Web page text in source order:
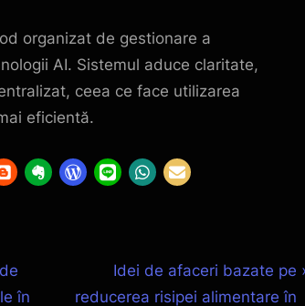
organizat de gestionare a
AI. Sistemul aduce claritate,
ceea ce face utilizarea
eficientă.
în
N
e
Idei de afaceri bazate pe
reducerea risipei alimentare în